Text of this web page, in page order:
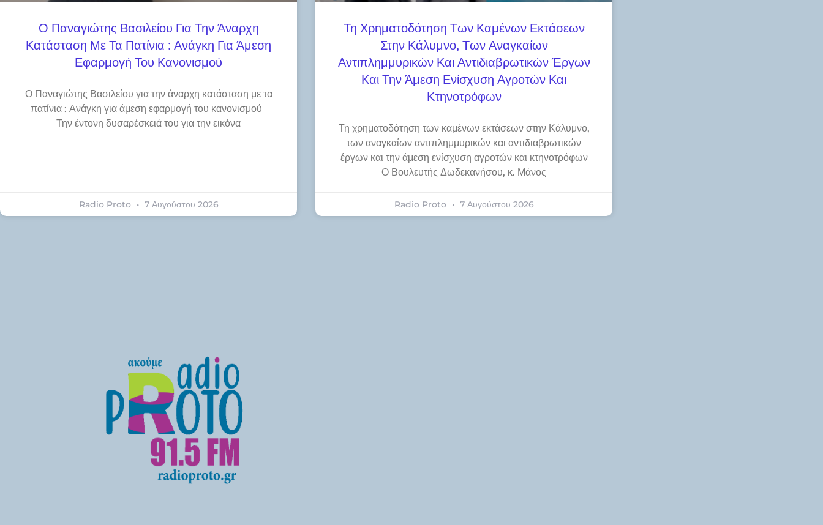
Ο Παναγιώτης Βασιλείου Για Την Άναρχη
Κατάσταση Με Τα Πατίνια : Ανάγκη Για Άμεση
Εφαρμογή Του Κανονισμού
Ο Παναγιώτης Βασιλείου για την άναρχη κατάσταση με τα
πατίνια : Ανάγκη για άμεση εφαρμογή του κανονισμού
Την έντονη δυσαρέσκειά του για την εικόνα
Radio Proto 7 Αυγούστου 2026
Τη Χρηματοδότηση Των Καμένων Εκτάσεων
Στην Κάλυμνο, Των Αναγκαίων
Αντιπλημμυρικών Και Αντιδιαβρωτικών Έργων
Και Την Άμεση Ενίσχυση Αγροτών Και
Κτηνοτρόφων
Τη χρηματοδότηση των καμένων εκτάσεων στην Κάλυμνο,
των αναγκαίων αντιπλημμυρικών και αντιδιαβρωτικών
έργων και την άμεση ενίσχυση αγροτών και κτηνοτρόφων
Ο Βουλευτής Δωδεκανήσου, κ. Μάνος
Radio Proto 7 Αυγούστου 2026